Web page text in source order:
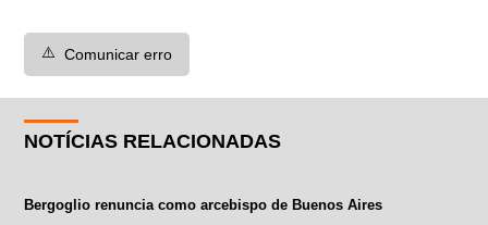
⚠️ Comunicar erro
NOTÍCIAS RELACIONADAS
Bergoglio renuncia como arcebispo de Buenos Aires